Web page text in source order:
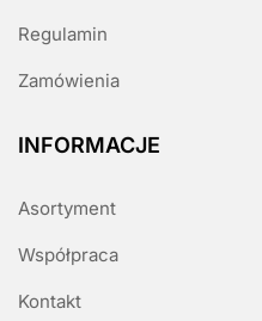
Regulamin
Zamówienia
INFORMACJE
Asortyment
Współpraca
Kontakt